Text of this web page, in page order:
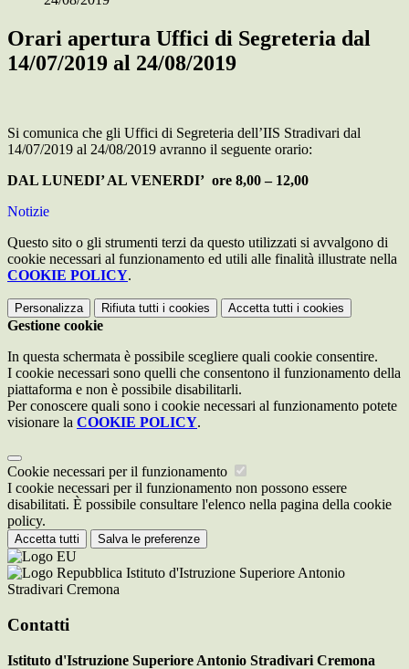
Orari apertura Uffici di Segreteria dal
14/07/2019 al 24/08/2019
Si comunica che gli Uffici di Segreteria dell’IIS Stradivari dal
14/07/2019 al 24/08/2019 avranno il seguente orario:
DAL LUNEDI’ AL VENERDI’ ore 8,00 – 12,00
Notizie
Questo sito o gli strumenti terzi da questo utilizzati si avvalgono di
cookie necessari al funzionamento ed utili alle finalità illustrate nella
COOKIE POLICY.
Personalizza Rifiuta tutti i cookies Accetta tutti i cookies
Gestione cookie
In questa schermata è possibile scegliere quali cookie consentire.
I cookie necessari sono quelli che consentono il funzionamento della
piattaforma e non è possibile disabilitarli.
Per conoscere quali sono i cookie necessari al funzionamento potete
visionare la COOKIE POLICY.
Cookie necessari per il funzionamento
I cookie necessari per il funzionamento non possono essere
disabilitati. È possibile consultare l'elenco nella pagina della cookie
policy.
Accetta tutti Salva le preferenze
Istituto d'Istruzione Superiore Antonio
Stradivari Cremona
Contatti
Istituto d'Istruzione Superiore Antonio Stradivari Cremona